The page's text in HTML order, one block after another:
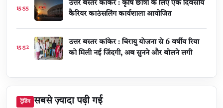
15:55
उत्तर बस्तर कांकेर : कृषि छात्रों के लिए एक दिवसीय
कैरियर काउंसलिंग कार्यशाला आयोजित
15:52
उत्तर बस्तर कांकेर : चिरायु योजना से 6 वर्षीय रिया
को मिली नई जिंदगी, अब सुनने और बोलने लगी
ट्रेंडिंग सबसे ज़्यादा पढ़ी गई